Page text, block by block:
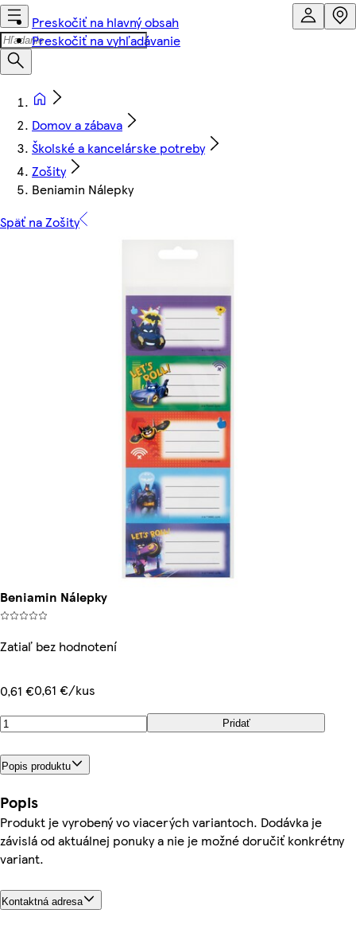
Preskočiť na hlavný obsah
Preskočiť na vyhľadávanie
Domov a zábava
Školské a kancelárske potreby
Zošity
Beniamin Nálepky
Späť na Zošity
Beniamin Nálepky
Zatiaľ bez hodnotení
0,61 €0,61 €/kus
Pridať
Popis produktu
Popis
Produkt je vyrobený vo viacerých variantoch. Dodávka je
závislá od aktuálnej ponuky a nie je možné doručiť konkrétny
variant.
Kontaktná adresa